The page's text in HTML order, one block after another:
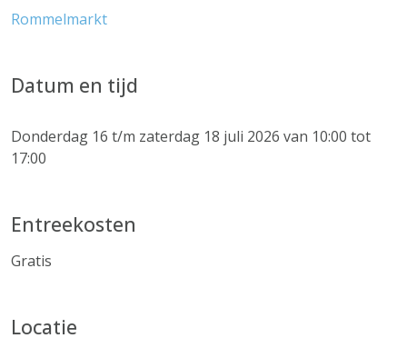
Rommelmarkt
Datum en tijd
Donderdag 16 t/m zaterdag 18 juli 2026 van 10:00 tot
17:00
Entreekosten
Gratis
Locatie